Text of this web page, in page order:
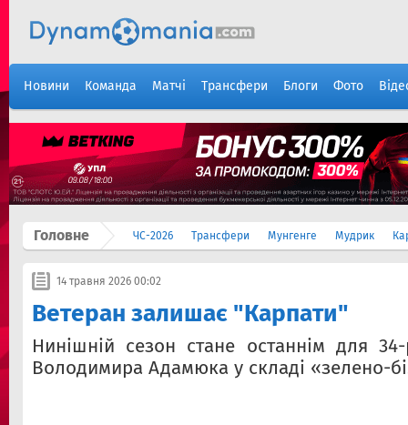
Новини Команда Матчі Трансфери Блоги Фото
Головне ЧС-2026 Трансфери Мунгенге Мудрик
14 травня 2026 00:02
Ветеран залишає "Карпати"
Нинішній сезон стане останнім для 34-
Володимира Адамюка у складі «зелено-